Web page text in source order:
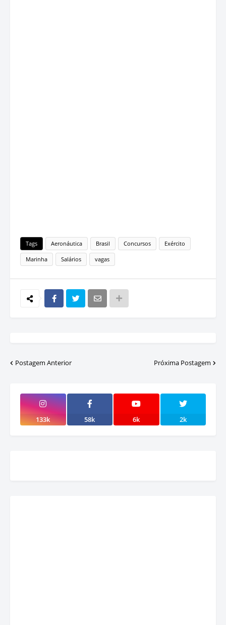
Tags Aeronáutica Brasil Concursos Exército
Marinha Salários vagas
Postagem Anterior Próxima Postagem
133k 58k 6k 2k